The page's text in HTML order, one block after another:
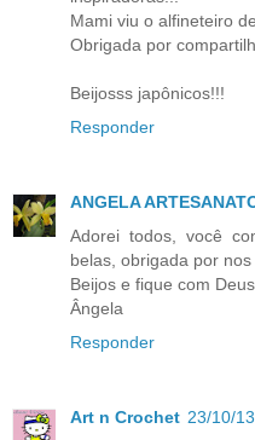
Mami viu o alfineteiro
Obrigada por
Beijosss japônicos!!!
Responder
ANGELA
Adorei todos, você
belas, obrigada por
Beijos e fique com Deus.
Ângela
Responder
Art n Crochet 23/10/